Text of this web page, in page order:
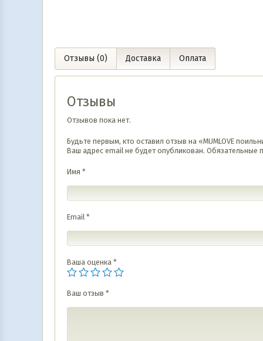
Отзывы (0) Доставка Оплата
Отзывы
Отзывов пока нет.
Будьте первым, кто оставил отзыв на «MUMLOVE
Ваш адрес email не будет опубликован. Обязательные
Имя *
Email *
Ваша оценка *
Ваш отзыв *